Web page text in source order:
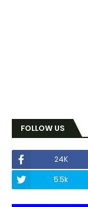
FOLLOW US
24K
5.5k